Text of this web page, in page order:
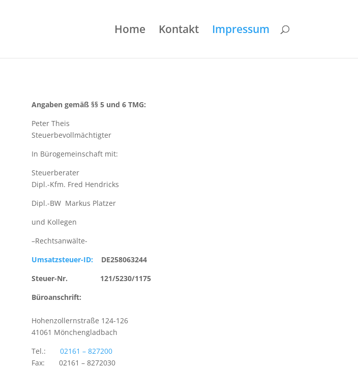
Home Kontakt Impressum
Angaben gemäß §§ 5 und 6 TMG:
Peter Theis
Steuerbevollmächtigter
In Bürogemeinschaft mit:
Steuerberater
Dipl.-Kfm. Fred Hendricks
Dipl.-BW Markus Platzer
und Kollegen
–Rechtsanwälte-
Umsatzsteuer-ID:
DE258063244
Steuer-Nr. 121/5230/1175
Büroanschrift:
Hohenzollernstraße 124-126
41061 Mönchengladbach
Tel.: 02161 –827200
Fax: 02161 – 8272030